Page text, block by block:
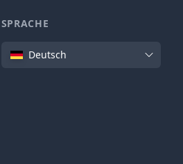
SPRACHE
SpracheDeutsch